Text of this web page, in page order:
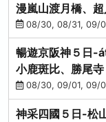
漫嵐山渡月橋、
08/30, 08/31, 09/
暢遊京阪神５日-
小鹿斑比、勝尾寺
08/30, 09/01, 09/
神采四國５日-松